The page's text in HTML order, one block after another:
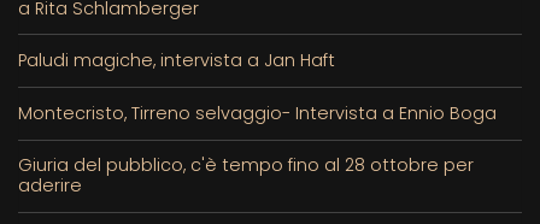
a Rita Schlamberger
Paludi magiche, intervista a Jan Haft
Montecristo, Tirreno selvaggio- Intervista a Ennio Boga
Giuria del pubblico, c'è tempo fino al 28 ottobre per
aderire